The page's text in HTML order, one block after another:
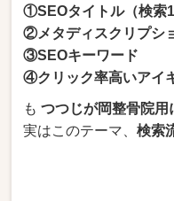
①SEOタイトル（検索1
②メタディスクリプシ
③SEOキーワード
④クリック率高いアイ
もつつじが岡整骨院用
実はこのテーマ、検索